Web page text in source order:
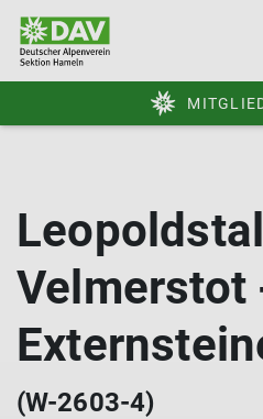
Velmerstot
(W-2603-4)